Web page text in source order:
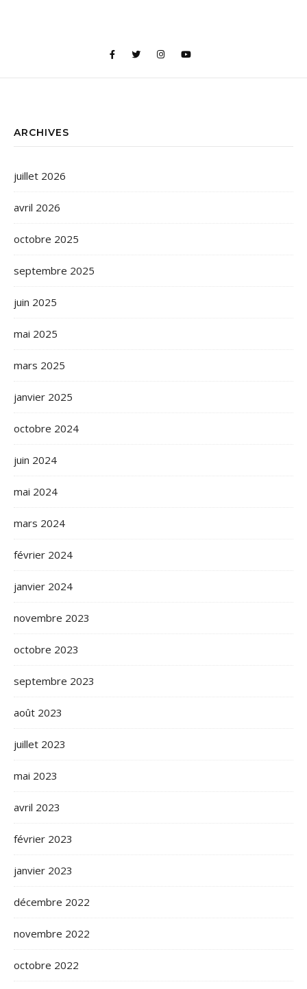
ARCHIVES
juillet 2026
avril 2026
octobre 2025
septembre 2025
juin 2025
mai 2025
mars 2025
janvier 2025
octobre 2024
juin 2024
mai 2024
mars 2024
février 2024
janvier 2024
novembre 2023
octobre 2023
septembre 2023
août 2023
juillet 2023
mai 2023
avril 2023
février 2023
janvier 2023
décembre 2022
novembre 2022
octobre 2022